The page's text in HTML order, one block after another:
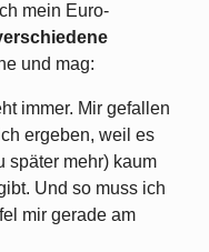
mein Euro-
und mag:
immer. Mir gefallen
ergeben, weil es
später mehr) kaum
Und so muss ich
mir gerade am